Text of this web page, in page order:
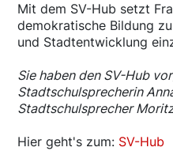
Mit dem SV-Hub setzt
demokratische Bildung
und Stadtentwicklung
Sie haben den SV-Hub
Stadtschulsprecherin
Stadtschulsprecher
Hier geht's zum: SV-Hub